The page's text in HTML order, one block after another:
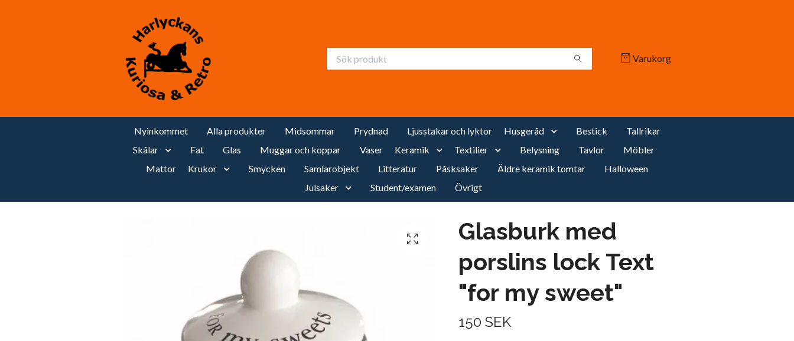
Varukorg
Nyinkommet Alla produkter Midsommar Prydnad Ljusstakar och lyktor Husgeråd Bestick
Tallrikar
Skålar
Fat Glas Muggar och koppar Vaser Keramik Textilier Belysning Tavlor
Möbler
Mattor
Krukor Smycken Samlarobjekt Litteratur Påsksaker Äldre keramik tomtar
Halloween
Julsaker
Student/examen Övrigt
Glasburk med
porslins lock Text
"for my sweet"
150 SEK